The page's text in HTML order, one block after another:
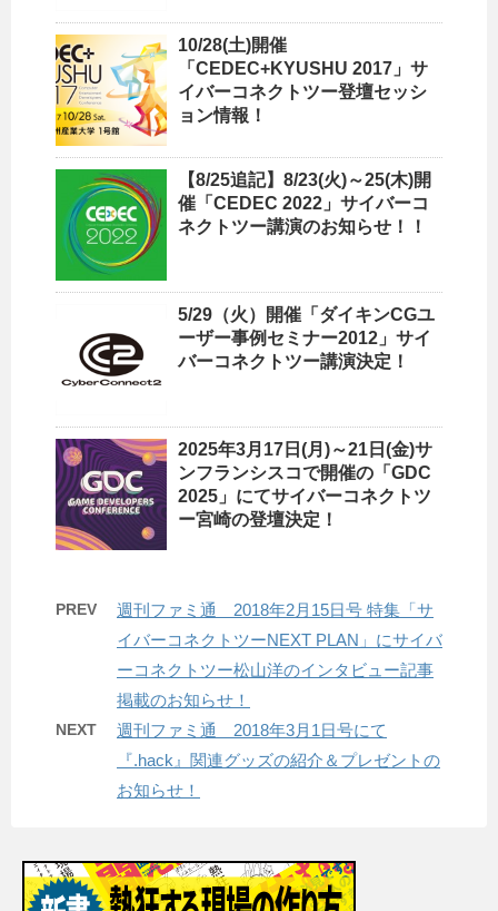
10/28(土)開催
「CEDEC+KYUSHU 2017」サ
イバーコネクトツー登壇セッシ
ョン情報！
【8/25追記】8/23(火)～25(木)開
催「CEDEC 2022」サイバーコ
ネクトツー講演のお知らせ！！
5/29（火）開催「ダイキンCGユ
ーザー事例セミナー2012」サイ
バーコネクトツー講演決定！
2025年3月17日(月)～21日(金)サ
ンフランシスコで開催の「GDC
2025」にてサイバーコネクトツ
ー宮崎の登壇決定！
PREV
週刊ファミ通 2018年2月15日号 特集「サ
イバーコネクトツーNEXT PLAN」にサイバ
ーコネクトツー松山洋のインタビュー記事
掲載のお知らせ！
NEXT
週刊ファミ通 2018年3月1日号にて
『.hack』関連グッズの紹介＆プレゼントの
お知らせ！